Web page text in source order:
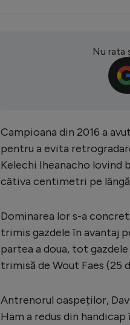
Nu rata
Campioana din 2016 a
pentru a evita
Kelechi Iheanacho lovind
câtiva centimetri pe
Dominarea lor s-a
trimis gazdele în avantaj
partea a doua, tot
trimisă de Wout Faes (25
Antrenorul oaspeților,
Ham a redus din